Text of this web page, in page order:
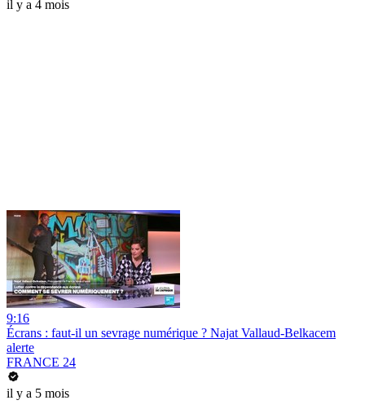
il y a 4 mois
9:16
Écrans : faut-il un sevrage numérique ? Najat Vallaud-Belkacem
alerte
FRANCE 24
il y a 5 mois